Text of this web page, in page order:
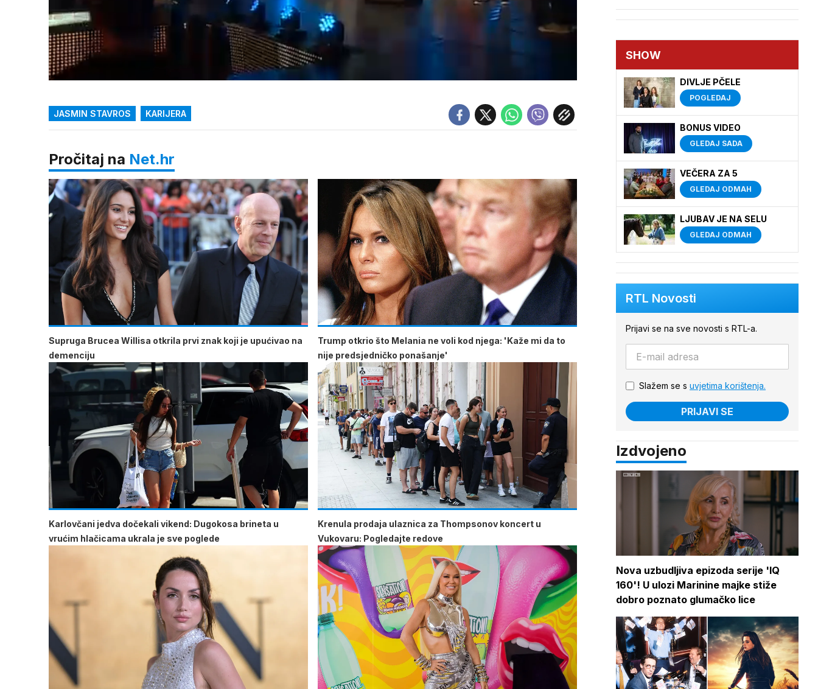
zvuk
Loaded
JASMIN STAVROS KARIJERA
Pročitaj na Net.hr
Supruga Brucea Willisa otkrila prvi znak koji je upućivao na
demenciju
Trump otkrio što Melania ne voli kod njega: 'Kaže mi da to
nije predsjedničko ponašanje'
Karlovčani jedva dočekali vikend: Dugokosa brineta u
vrućim hlačicama ukrala je sve poglede
Krenula prodaja ulaznica za Thompsonov koncert u
Vukovaru: Pogledajte redove
SHOW
DIVLJE PČELE
POGLEDAJ
BONUS VIDEO
GLEDAJ SADA
VEČERA ZA 5
GLEDAJ ODMAH
LJUBAV JE NA SELU
GLEDAJ ODMAH
RTL Novosti
Prijavi se na sve novosti s RTL-a.
Slažem se s uvjetima korištenja.
PRIJAVI SE
Izdvojeno
Nova uzbudljiva epizoda serije 'IQ
160'! U ulozi Marinine majke stiže
dobro poznato glumačko lice